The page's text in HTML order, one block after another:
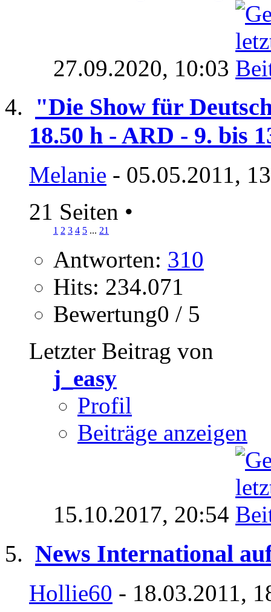
27.09.2020, 10:03
"Die Show für
18.50 h - ARD - 9. bis
Melanie - 05.05.2011,
21 Seiten •
1 2 3 4 5 ... 21
Antworten: 310
Hits: 234.071
Bewertung0 / 5
Letzter Beitrag von
j_easy
Profil
Beiträge anzeigen
15.10.2017, 20:54
News International
Hollie60 - 18.03.2011,